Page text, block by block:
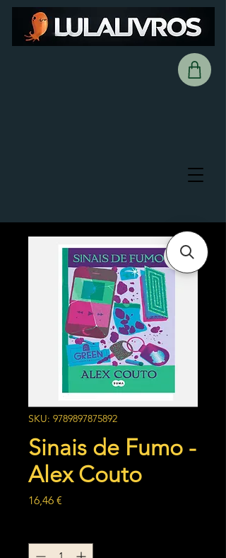
SKU: 9789897875892
Sinais de Fumo -
Alex Couto
16,46 €